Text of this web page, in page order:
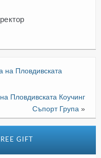
на Пловдивската
Пловдивската Коучинг
Съпорт Група »
GIFT